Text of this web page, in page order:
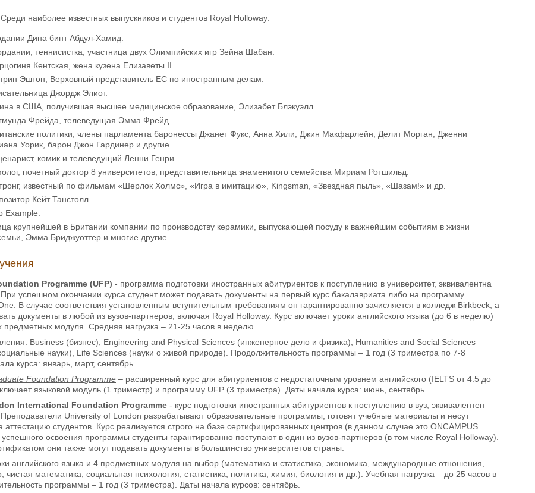
. Среди наиболее известных выпускников и студентов Royal Holloway:
Дина бинт Абдул-Хамид.
теннисистка, участница двух Олимпийских игр Зейна Шабан.
Кентская, жена кузена Елизаветы II.
Эштон, Верховный представитель ЕС по иностранным делам.
Джордж Элиот.
в США, получившая высшее медицинское образование, Элизабет Блэкуэлл.
Фрейда, телеведущая Эмма Фрейд.
политики, члены парламента баронессы Джанет Фукс, Анна Хили, Джин Макфарлейн, Делит Морган, Дженни
Уорик, барон Джон Гардинер и другие.
комик и телеведущий Ленни Генри.
почетный доктор 8 университетов, представительница знаменитого семейства Мириам Ротшильд.
известный по фильмам «Шерлок Холмс», «Игра в имитацию», Kingsman, «Звездная пыль», «Шазам!» и др.
Кейт Танстолл.
Example.
крупнейшей в Британии компании по производству керамики, выпускающей посуду к важнейшим событиям в жизни
Эмма Бриджуоттер и многие другие.
Programme (UFP) - программа подготовки иностранных абитуриентов к поступлению в университет, эквивалентна
успешном окончании курса студент может подавать документы на первый курс бакалавриата либо на программу
В случае соответствия установленным вступительным требованиям он гарантированно зачисляется в колледж Birkbeck, а
документы в любой из вузов-партнеров, включая Royal Holloway. Курс включает уроки английского языка (до 6 в неделю)
предметных модуля. Средняя нагрузка – 21-25 часов в неделю.
Business (бизнес), Engineering and Physical Sciences (инженерное дело и физика), Humanities and Social Sciences
науки), Life Sciences (науки о живой природе). Продолжительность программы – 1 год (3 триместра по 7-8
курса: январь, март, сентябрь.
Foundation Programme – расширенный курс для абитуриентов с недостаточным уровнем английского (IELTS от 4.5 до
языковой модуль (1 триместр) и программу UFP (3 триместра). Даты начала курса: июнь, сентябрь.
International Foundation Programme - курс подготовки иностранных абитуриентов к поступлению в вуз, эквивалентен
University of London разрабатывают образовательные программы, готовят учебные материалы и несут
аттестацию студентов. Курс реализуется строго на базе сертифицированных центров (в данном случае это ONCAMPUS
освоения программы студенты гарантированно поступают в один из вузов-партнеров (в том числе Royal Holloway).
они также могут подавать документы в большинство университетов страны.
английского языка и 4 предметных модуля на выбор (математика и статистика, экономика, международные отношения,
чистая математика, социальная психология, статистика, политика, химия, биология и др.). Учебная нагрузка – до 25 часов в
программы – 1 год (3 триместра). Даты начала курсов: сентябрь.